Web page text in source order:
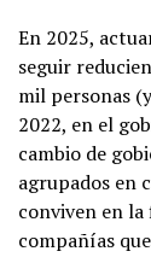
En 2025,
seguir
mil personas
2022, en el
cambio de
agrupados en
conviven en
compañías